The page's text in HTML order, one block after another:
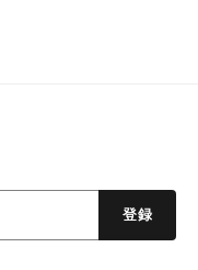
登録